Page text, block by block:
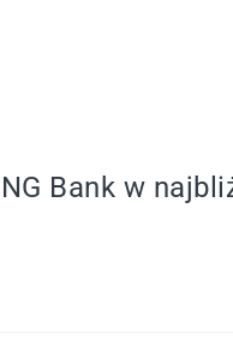
Bank w